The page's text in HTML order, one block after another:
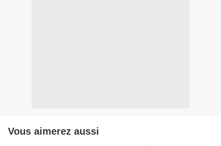
Vous aimerez aussi